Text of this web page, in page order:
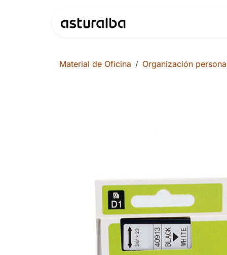
Material de Oficina Organización